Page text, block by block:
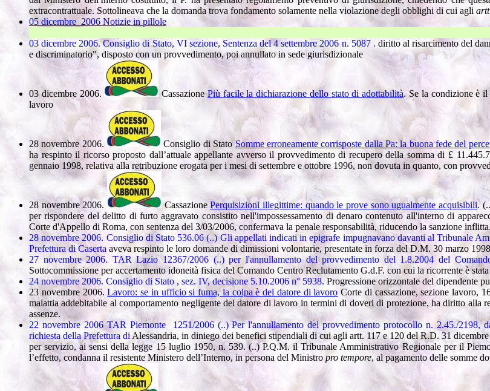
extracontrattuale. Sottolineava che la domanda trova fondamento solamente nella violazione degli obblighi di cui agli
05 dicembre 2006 Notizie in pillole
03 dicembre 2006.Consiglio di Stato, VI sezione, Sentenza del 4 settembre 2006 n. 5087 . diritto al risarcimento del
e discriminatorio", disposto con un provvedimento, poi annullato in sede giurisdizionale
03 dicembre 2006. CassazionePiù facile la dichiarazione dello stato di adottabilità. Se la condizione è
lavoro
28 novembre 2006. Consiglio di StatoSomme erroneamente corrisposte dalla Pa: la buona fede del
ha respinto il ricorso proposto dall’attuale appellante avverso il provvedimento di recupero della somma di £
gennaio 1998, relativa alla retribuzione erogata per i mesi di settembre e ottobre 1996, non dovuta in quanto, con
28 novembre 2006. CassazionePerquisizioni illegittime: quando le prove sono ugualmente acquisibili.
per rispondere del delitto di furto aggravato consistito nell'impossessamento di denaro contenuto all'interno di
Corte d'Appello di Roma, con sentenza del 3/03/2006, confermava la penale responsabilità, riducendo la sanzione inflitta.
28 novembre 2006. Consiglio di Stato 536.06 (..) Gli appellati indicati in epigrafe impugnavano davanti al Tribunale
Prefettura di Caserta aveva respinto le loro domande di dimissioni volontarie, presentate in forza del D.M. 30 marzo
27 novembre 2006. TAR Lazio 12367/2006 (..) per l'annullamento del provvedimento del 1.8.2004 del
Sottocommissione per accertamento idoneità fisica del Comando Centro Reclutamento G.d.F. con cui la ricorrente è
24 novembre 2006. Consiglio di Stato , sez. IV, decisione 5.10.2006 n° 5938. Progressione orizzontale del dipendente
23 novembre 2006.Lavoro: se in ufficio si fuma, la colpa è del datore di lavoro Corte di cassazione, sezione lavoro,
malattia addebitabile al comportamento negligente del datore di lavoro in termini di doveri di protezione, ha diritto alla
assenze.
22 novembre 2006 TAR Piemonte 1251/2006 (..) Per l'annullamentodel provvedimento protocollo n. 2.45./2198,
richiesta della Prefettura di Alessandria, in diniego dei benefici stipendiali di cui agli artt. 117 e 120 del R.D. 31
per servizio, ai sensi della legge 15 luglio 1950, n. 539. (..) P.Q.M. il Tribunale Amministrativo Regionale per il
l’effetto, condanna il resistente Ministero dell’Interno, in persona del Ministro pro tempore, al pagamento delle somme